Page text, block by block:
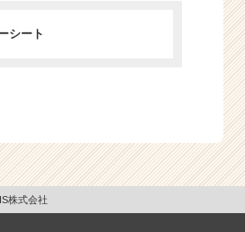
シート
株式会社